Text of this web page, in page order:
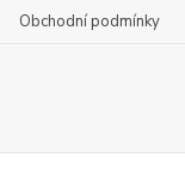
Obchodní podmínky